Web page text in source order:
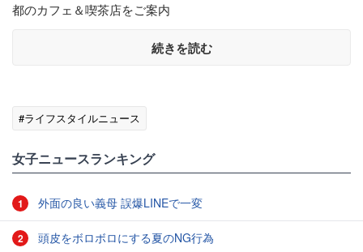
都のカフェ＆喫茶店をご案内
続きを読む
#ライフスタイルニュース
女子ニュースランキング
1 外面の良い義母 誤爆LINEで一変
2 頭皮をボロボロにする夏のNG行為